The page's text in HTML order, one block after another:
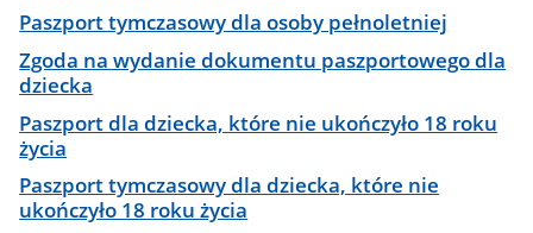
Paszport tymczasowy dla osoby pełnoletniej
Zgoda na wydanie dokumentu paszportowego dla
dziecka
Paszport dla dziecka, które nie ukończyło 18 roku
życia
Paszport tymczasowy dla dziecka, które nie
ukończyło 18 roku życia